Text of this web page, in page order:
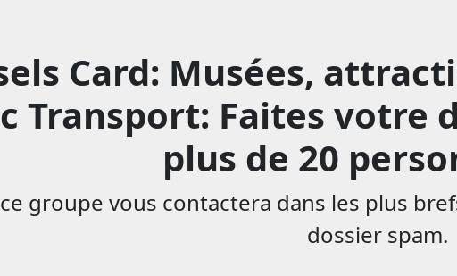
Card: Musées,
Transport: Faites votre
plus de 20
groupe vous contactera dans les plus
dossier spam.